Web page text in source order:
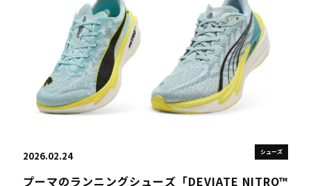
シューズ
2026.02.24
プーマのランニングシューズ「DEVIATE NITRO™